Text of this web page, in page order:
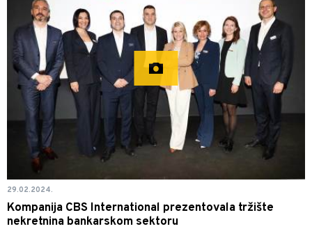
29.02.2024.
Kompanija CBS International prezentovala tržište
nekretnina bankarskom sektoru